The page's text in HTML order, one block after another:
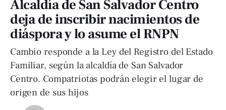
Alcaldía de San Salvador Centro
deja de inscribir nacimientos de
diáspora y lo asume el RNPN
Cambio responde a la Ley del Registro del Estado
Familiar, según la alcaldía de San Salvador
Centro. Compatriotas podrán elegir el lugar de
origen de sus hijos